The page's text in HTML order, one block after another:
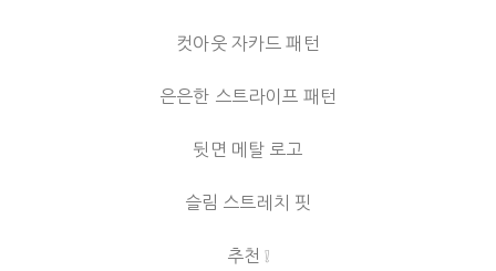
컷아웃 자카드 패턴
은은한 스트라이프 패턴
뒷면 메탈 로고
슬림 스트레치 핏
추천 ❕